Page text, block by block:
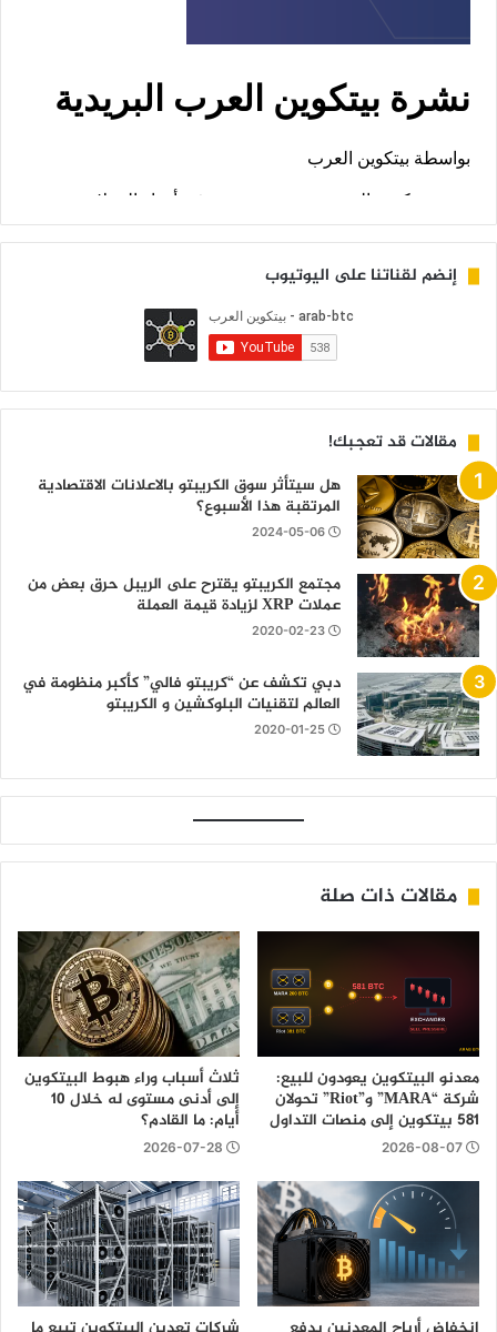
إنضم لقناتنا على اليوتيوب
مقالات قد تعجبك!
هل سيتأثر سوق الكريبتو بالاعلانات الاقتصادية
المرتقبة هذا الأسبوع؟
2024-05-06
مجتمع الكريبتو يقترح على الريبل حرق بعض من
عملات XRP لزيادة قيمة العملة
2020-02-23
دبي تكشف عن “كريبتو فالي” كأكبر منظومة في
العالم لتقنيات البلوكشين و الكريبتو
2020-01-25
مقالات ذات صلة
معدنو البيتكوين يعودون للبيع:
شركة “MARA” و”Riot” تحولان
581 بيتكوين إلى منصات التداول
2026-08-07
ثلاث أسباب وراء هبوط البيتكوين
إلى أدنى مستوى له خلال 10
أيام: ما القادم؟
2026-07-28